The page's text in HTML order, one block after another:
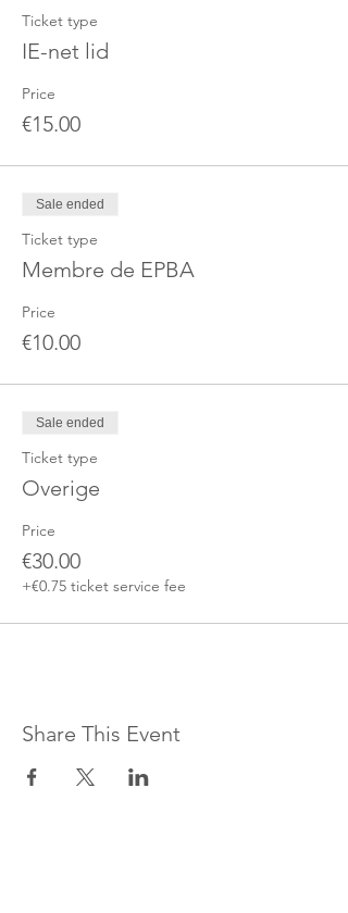
Ticket type
IE-net lid
Price
€15.00
Sale ended
Ticket type
Membre de EPBA
Price
€10.00
Sale ended
Ticket type
Overige
Price
€30.00
+€0.75 ticket service fee
Share This Event